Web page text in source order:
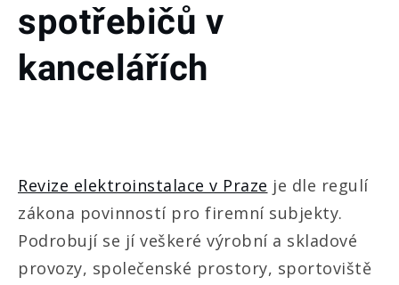
spotřebičů
v
kancelářích
spotřebičů v
kancelářích
Revize elektroinstalace v Praze je dle regulí
zákona povinností pro firemní subjekty.
Podrobují se jí veškeré výrobní a skladové
provozy, společenské prostory, sportoviště